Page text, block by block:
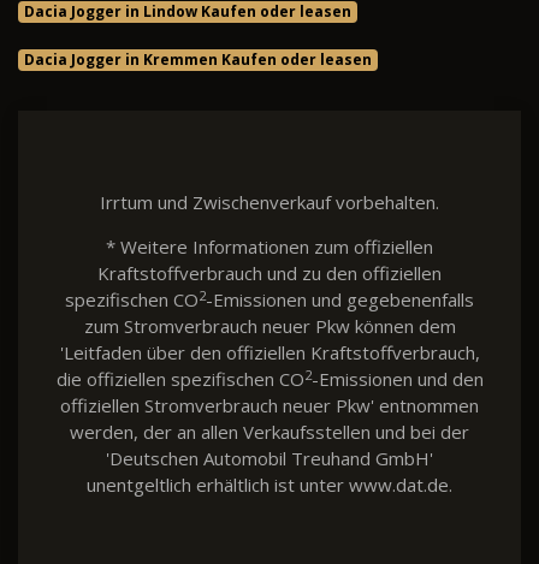
Dacia Jogger in Lindow Kaufen oder leasen
Dacia Jogger in Kremmen Kaufen oder leasen
Irrtum und Zwischenverkauf vorbehalten.
* Weitere Informationen zum offiziellen
Kraftstoffverbrauch und zu den offiziellen
spezifischen CO2-Emissionen und gegebenenfalls
zum Stromverbrauch neuer Pkw können dem
'Leitfaden über den offiziellen Kraftstoffverbrauch,
die offiziellen spezifischen CO2-Emissionen und den
offiziellen Stromverbrauch neuer Pkw' entnommen
werden, der an allen Verkaufsstellen und bei der
'Deutschen Automobil Treuhand GmbH'
unentgeltlich erhältlich ist unter www.dat.de.